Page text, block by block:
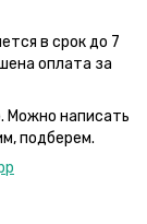
в срок до 7
оплата за
Можно написать
подберем.